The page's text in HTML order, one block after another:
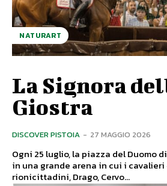
NATURART
La Signora
Giostra
DISCOVER PISTOIA - 27 MAGGIO 2026
Ogni 25 luglio, la piazza del Duomo
in una grande arena in cui i
rionicittadini, Drago, Cervo...